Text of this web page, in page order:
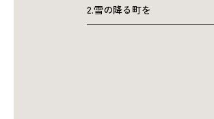
2.雪の降る町を